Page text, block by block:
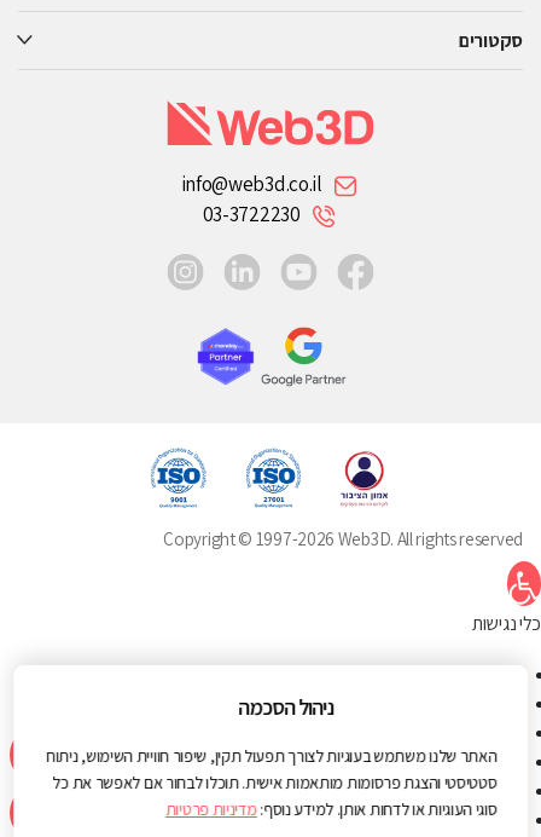
סקטורים
info@web3d.co.il
03-3722230
facebook
youtube
linkedin
Copyright © 1997-2026 Web3D. All rights reserved
פתח סרגל נגישות
כלי נגישות
הגדל טקסט
ניגודיות גבוהה
ניגודיות הפוכה
רקע בהיר
ניהול הסכמה
האתר שלנו משתמש בעוגיות לצורך תפעול תקין, שיפור חוויית השימוש, ניתוח
סטטיסטי והצגת פרסומות מותאמות אישית. תוכלו לבחור אם לאפשר את כל
סוגי העוגיות או לדחות אותן. למידע נוסף:מדיניות פרטיות